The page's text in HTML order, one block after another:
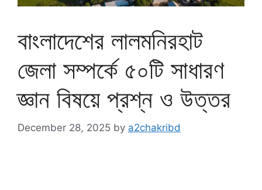
বাংলাদেশের লালমনিরহাট
জেলা সম্পর্কে ৫০টি সাধারণ
জ্ঞান বিষয়ে প্রশ্ন ও উত্তর
December 28, 2025 by a2chakribd